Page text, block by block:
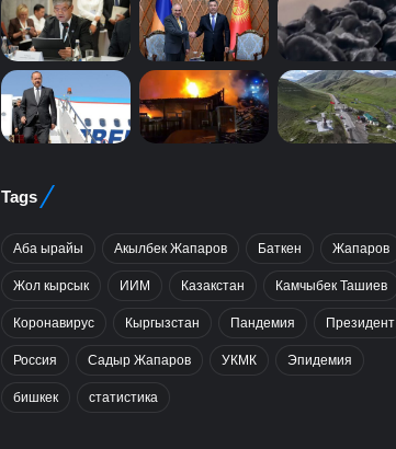
Tags
Аба ырайы Акылбек Жапаров Баткен Жапаров
Жол кырсык ИИМ Казакстан Камчыбек Ташиев
Коронавирус Кыргызстан Пандемия Президент
Россия Садыр Жапаров УКМК Эпидемия
бишкек статистика